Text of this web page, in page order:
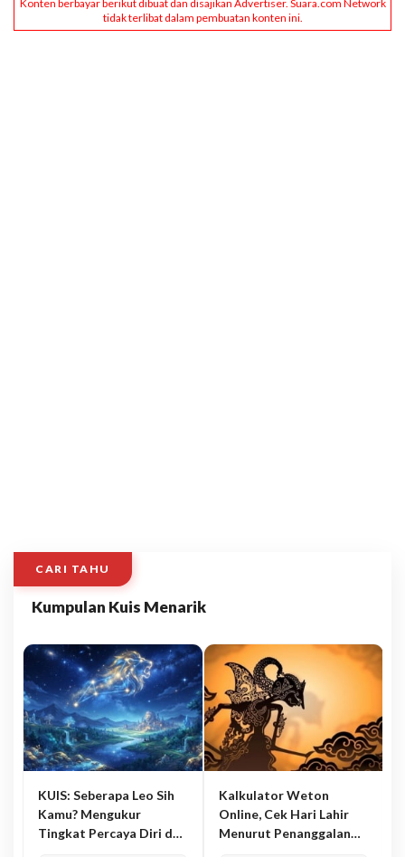
CARI TAHU
Kumpulan Kuis Menarik
KUIS: Seberapa Leo Sih
Kamu? Mengukur
Tingkat Percaya Diri dan
Kalkulator Weton
Online, Cek Hari Lahir
Menurut Penanggalan